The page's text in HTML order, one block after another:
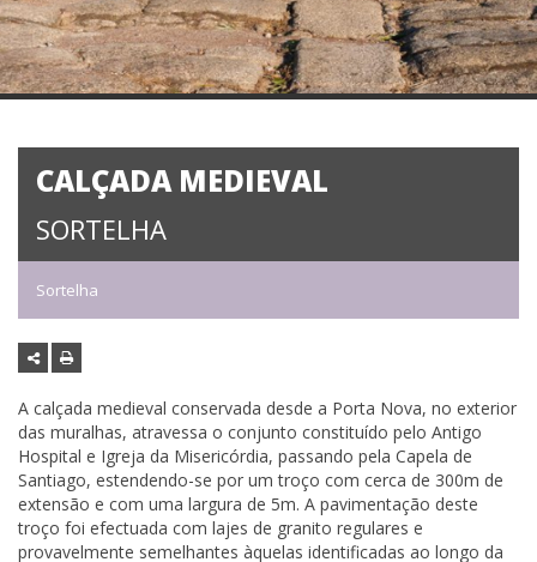
CALÇADA MEDIEVAL
SORTELHA
Sortelha
A calçada medieval conservada desde a Porta Nova, no exterior
das muralhas, atravessa o conjunto constituído pelo Antigo
Hospital e Igreja da Misericórdia, passando pela Capela de
Santiago, estendendo-se por um troço com cerca de 300m de
extensão e com uma largura de 5m. A pavimentação deste
troço foi efectuada com lajes de granito regulares e
provavelmente semelhantes àquelas identificadas ao longo da